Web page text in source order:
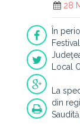
28
În
Local
La
din